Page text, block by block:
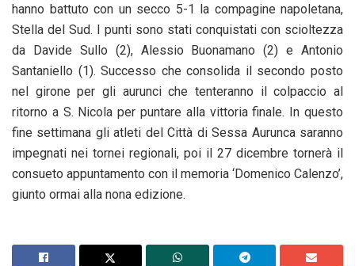
hanno battuto con un secco 5-1 la compagine napoletana,
Stella del Sud. I punti sono stati conquistati con scioltezza
da Davide Sullo (2), Alessio Buonamano (2) e Antonio
Santaniello (1). Successo che consolida il secondo posto
nel girone per gli aurunci che tenteranno il colpaccio al
ritorno a S. Nicola per puntare alla vittoria finale. In questo
fine settimana gli atleti del Città di Sessa Aurunca saranno
impegnati nei tornei regionali, poi il 27 dicembre tornerà il
consueto appuntamento con il memoria ‘Domenico Calenzo’,
giunto ormai alla nona edizione.